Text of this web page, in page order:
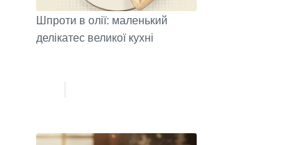
Шпроти в олії: маленький
делікатес великої кухні